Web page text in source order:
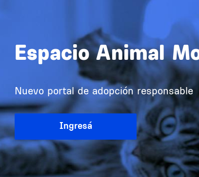
Espacio Animal
Nuevo portal de adopción responsable
Ingresá